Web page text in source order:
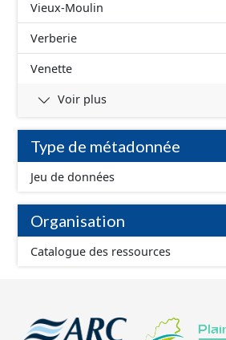
Vieux-Moulin
Verberie
Venette
Voir plus
Type de métadonnée
Jeu de données
Organisation
Catalogue des ressources